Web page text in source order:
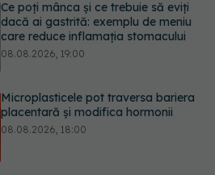
Microplasticele pot traversa bariera
placentară și modifica hormonii
08.08.2026, 18:00
Trucul genial cu ceai negru pentru
păr. Tot mai multe femei îl adoră
08.08.2026, 17:00